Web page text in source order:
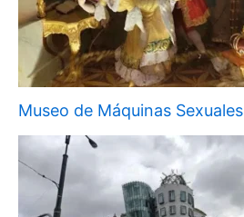
Museo de Máquinas Sexuales